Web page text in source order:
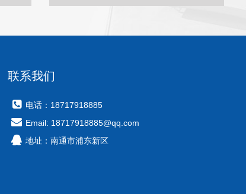
联系我们
电话：18717918885
Email: 18717918885@qq.com
地址：南通市浦东新区